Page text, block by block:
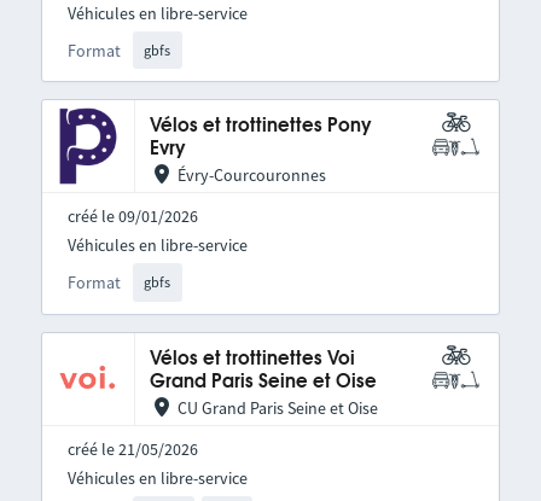
Format gbfs
Véhicules en libre-service
Vélos et trottinettes Pony
Evry
Évry-Courcouronnes
créé le 09/01/2026
Format gbfs
Véhicules en libre-service
Vélos et trottinettes Voi
Grand Paris Seine et Oise
CU Grand Paris Seine et Oise
créé le 21/05/2026
Véhicules en libre-service